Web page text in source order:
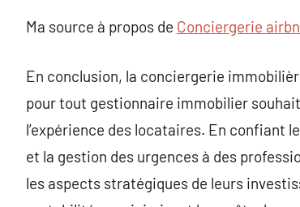
Ma source à propos de Conciergerie
En conclusion, la conciergerie
pour tout gestionnaire immobilier
l’expérience des locataires. En confiant
et la gestion des urgences à des
les aspects stratégiques de leurs